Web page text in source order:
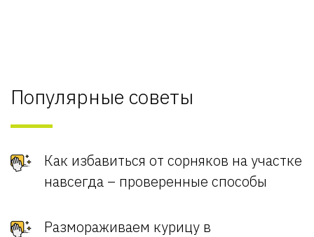
Популярные советы
Как избавиться от сорняков на участке
навсегда – проверенные способы
Размораживаем курицу в